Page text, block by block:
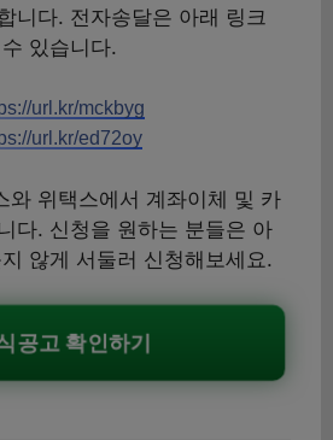
니다. 전자송달은 아래 링크
있습니다.
url.kr/mckbyg
url.kr/ed72oy
와 위택스에서 계좌이체 및 카
다. 신청을 원하는 분들은 아
않게 서둘러 신청해보세요.
공고 확인하기